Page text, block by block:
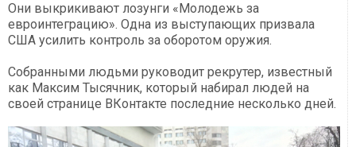
Они выкрикивают лозунги «Молодежь за
евроинтеграцию». Одна из выступающих призвала
США усилить контроль за оборотом оружия.
Собранными людьми руководит рекрутер, известный
как Максим Тысячник, который набирал людей на
своей странице ВКонтакте последние несколько дней.